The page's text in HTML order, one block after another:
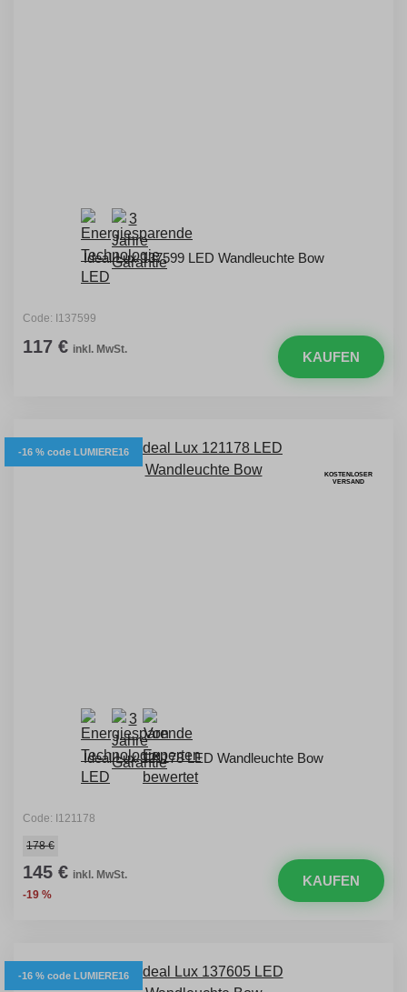
Ideal Lux 137599 LED Wandleuchte Bow
Code: I137599
117 € inkl. MwSt. KAUFEN
-16 % code LUMIERE16
KOSTENLOSER
VERSAND
Ideal Lux 121178 LED Wandleuchte Bow
Code: I121178
178 €
145 € inkl. MwSt.
-19 %
KAUFEN
-16 % code LUMIERE16